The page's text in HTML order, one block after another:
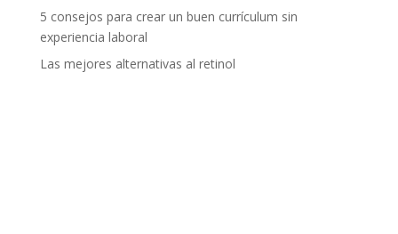
5 consejos para crear un buen currículum sin
experiencia laboral
Las mejores alternativas al retinol